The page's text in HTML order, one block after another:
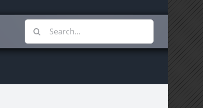
Search
for: